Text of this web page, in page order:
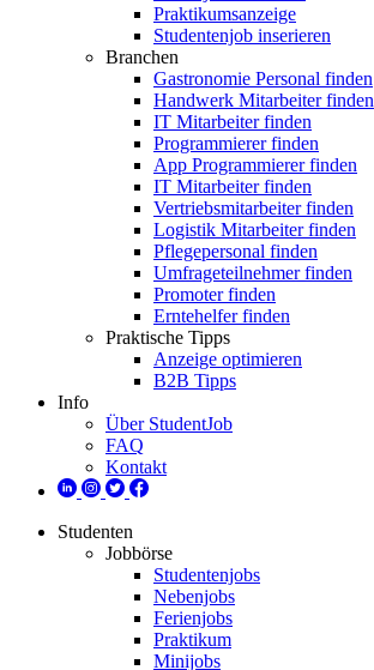
Praktikumsanzeige
Studentenjob inserieren
Branchen
Gastronomie Personal finden
Handwerk Mitarbeiter finden
IT Mitarbeiter finden
Programmierer finden
App Programmierer finden
IT Mitarbeiter finden
Vertriebsmitarbeiter finden
Logistik Mitarbeiter finden
Pflegepersonal finden
Umfrageteilnehmer finden
Promoter finden
Erntehelfer finden
Praktische Tipps
Anzeige optimieren
B2B Tipps
Info
Über StudentJob
FAQ
Kontakt
Studenten
Jobbörse
Studentenjobs
Nebenjobs
Ferienjobs
Praktikum
Minijobs